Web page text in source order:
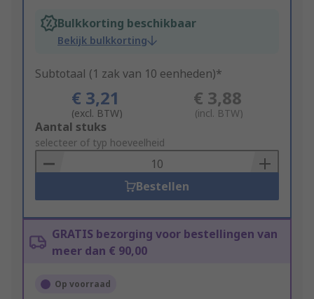
Bulkkorting beschikbaar
Bekijk bulkkorting
Subtotaal (1 zak van 10 eenheden)*
€ 3,21
(excl. BTW)
€ 3,88
(incl. BTW)
Add
to
Basket
Aantal stuks
selecteer of typ hoeveelheid
Bestellen
GRATIS bezorging voor bestellingen van
meer dan € 90,00
Op voorraad